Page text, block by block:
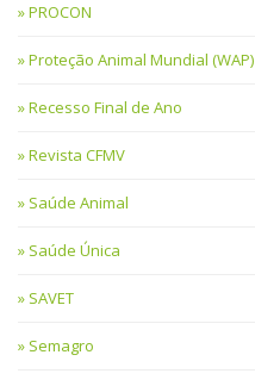
PROCON
Proteção Animal Mundial (WAP)
Recesso Final de Ano
Revista CFMV
Saúde Animal
Saúde Única
SAVET
Semagro